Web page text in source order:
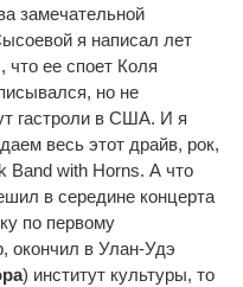
замечательной
я написал лет
что ее споет Коля
но не
гастроли в США. И я
весь этот драйв, рок,
Band with Horns. А что
в середине концерта
по первому
окончил в Улан-Удэ
) институт культуры, то